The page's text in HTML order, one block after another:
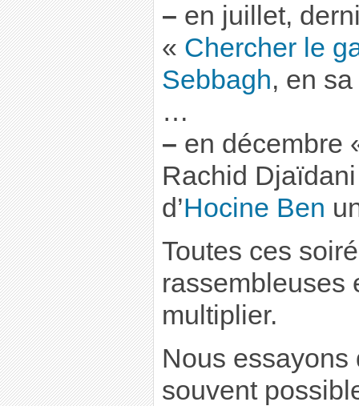
– en juillet,
« Chercher le
Sebbagh, en
…
– en décembre
Rachid
d’Hocine Ben
Toutes ces
rassembleuses
multiplier.
Nous essayons
souvent